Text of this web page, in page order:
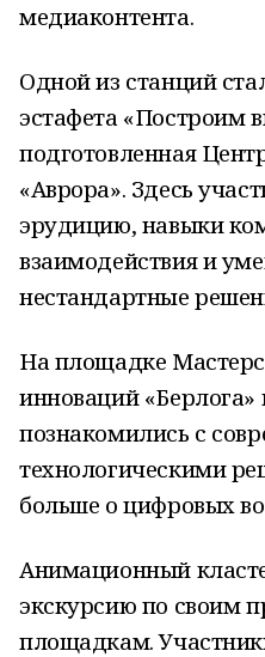
медиаконтента.
Одной из станций
эстафета «Построим
подготовленная
«Аврора». Здесь
эрудицию, навыки
взаимодействия и
нестандартные
На площадке
инноваций
познакомились с
технологическими
больше о цифровых
Анимационный
экскурсию по своим
площадкам.